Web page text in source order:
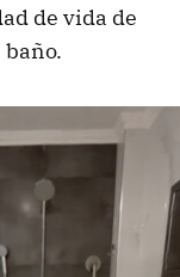
de vida de